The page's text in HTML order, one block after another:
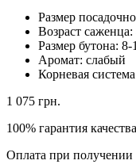
Размер
Возраст саженца:
Размер бутона: 8-
Аромат: слабый
Корневая
1 075 грн.
100% гарантия качества
Оплата при получении